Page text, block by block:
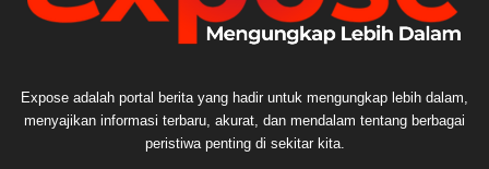
Expose adalah portal berita yang hadir untuk mengungkap lebih dalam,
menyajikan informasi terbaru, akurat, dan mendalam tentang berbagai
peristiwa penting di sekitar kita.